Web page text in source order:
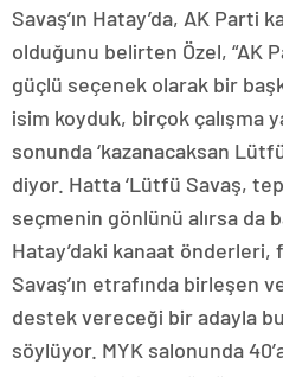
Savaş’ın Hatay’da, AK Parti
olduğunu belirten Özel, “AK
güçlü seçenek olarak bir
isim koyduk, birçok çalışma
sonunda ‘kazanacaksan
diyor. Hatta ‘Lütfü Savaş,
seçmenin gönlünü alırsa da
Hatay’daki kanaat
Savaş’ın etrafında birleşen
destek vereceği bir adayla
söylüyor. MYK salonunda